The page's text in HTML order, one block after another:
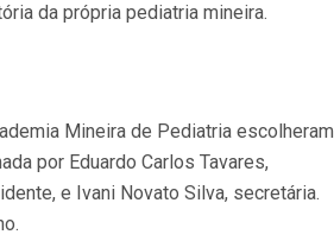
da própria pediatria mineira.
Mineira de Pediatria escolheram
por Eduardo Carlos Tavares,
e Ivani Novato Silva, secretária.